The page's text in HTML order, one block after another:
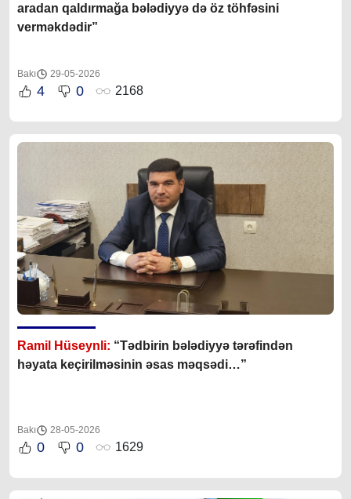
aradan qaldırmağa bələdiyyə də öz töhfəsini
verməkdədir”
Bakı 29-05-2026
4 0 2168
Ramil Hüseynli: “Tədbirin bələdiyyə tərəfindən
həyata keçirilməsinin əsas məqsədi…”
Bakı 28-05-2026
0 0 1629